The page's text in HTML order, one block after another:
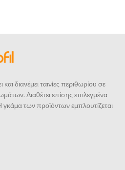
διανέμει ταινίες περιθωρίου σε
Διαθέτει επίσης επιλεγμένα
των προϊόντων εμπλουτίζεται